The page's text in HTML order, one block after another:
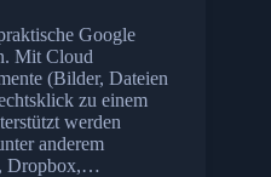
Google
Mit Cloud
(Bilder, Dateien
zu einem
werden
anderem
Dropbox,…